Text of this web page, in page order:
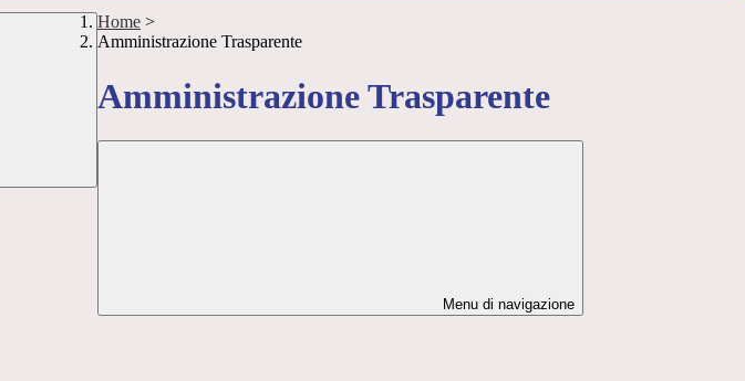
Home >
Amministrazione Trasparente
Amministrazione Trasparente
Menu di navigazione